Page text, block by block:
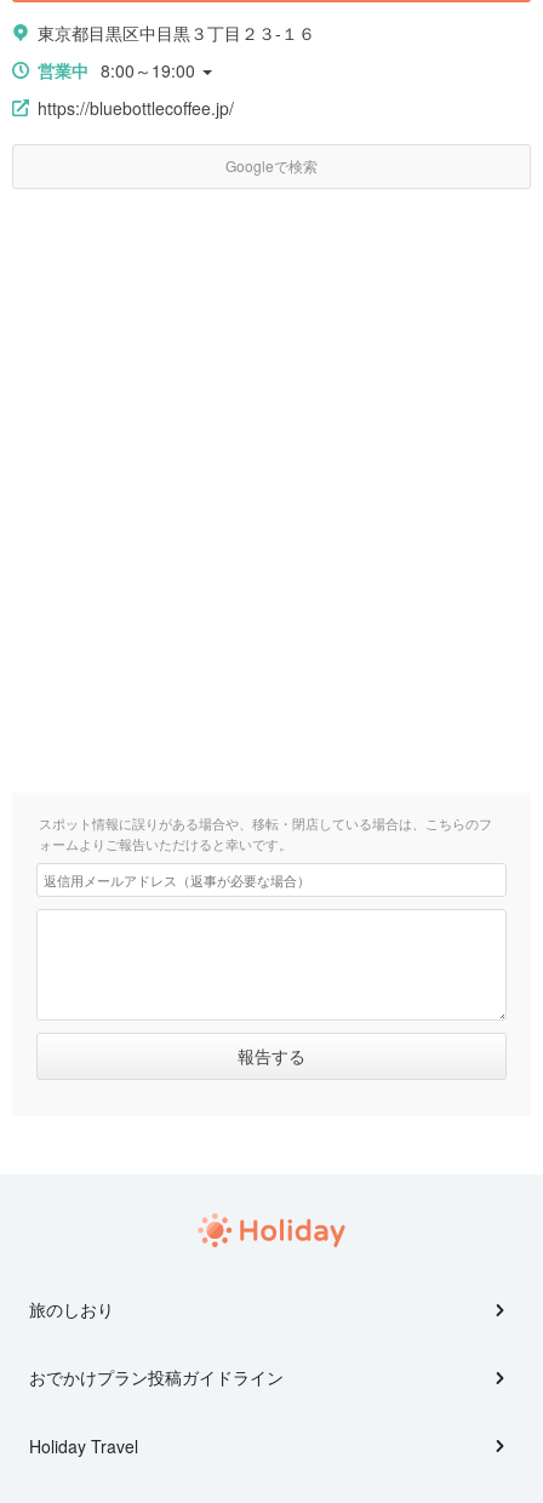
東京都目黒区中目黒３丁目２３-１６
営業中 8:00～19:00
https://bluebottlecoffee.jp/
Googleで検索
スポット情報に誤りがある場合や、移転・閉店している場合は、こちらのフ
ォームよりご報告いただけると幸いです。
旅のしおり
おでかけプラン投稿ガイドライン
Holiday Travel